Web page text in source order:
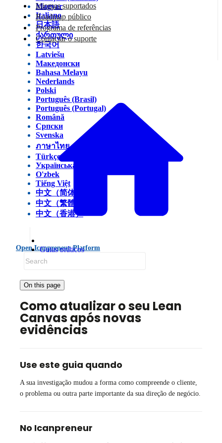
Magyar
Italiano
日本語
ქართული
한국어
Latviešu
Македонски
Bahasa Melayu
Nederlands
Polski
Português (Brasil)
Português (Portugal)
Română
Српски
Svenska
ภาษาไทย
Türkçe
Українська
O'zbek
Tiếng Việt
中文（简体）
中文（繁體）
中文（香港）
Open Icanpreneur Platform
Idiomas suportados
Roadmap público
Programa de referências
Contactar o suporte
Guias práticos
Iterar e crescer
On this page
Como atualizar o seu Lean
Canvas após novas
evidências
Use este guia quando
A sua investigação mudou a forma como compreende o cliente,
o problema ou outra parte importante da sua direção de negócio.
No Icanpreneur